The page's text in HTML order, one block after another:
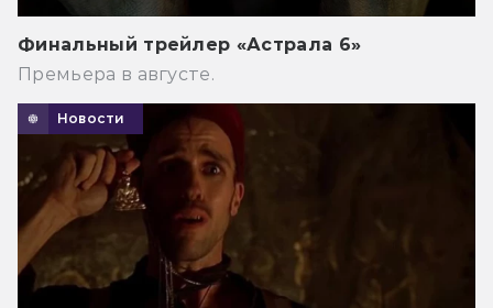
Финальный трейлер «Астрала 6»
Премьера в августе.
Новости